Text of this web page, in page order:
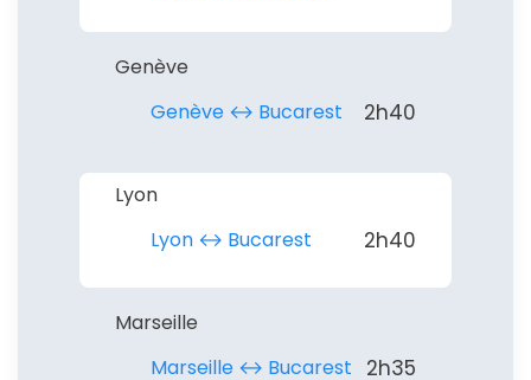
Genève
Genève ↔︎ Bucarest
2h40
Lyon
Lyon ↔︎ Bucarest
2h40
Marseille
Marseille ↔︎ Bucarest
2h35